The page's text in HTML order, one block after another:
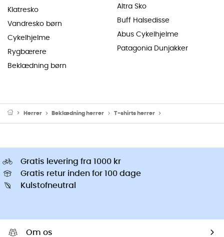
Klatresko
Vandresko børn
Cykelhjelme
Rygbærere
Beklædning børn
Altra Sko
Buff Halsedisse
Abus Cykelhjelme
Patagonia Dunjakker
Herrer Beklædning herrer T-shirts herrer
Gratis levering fra 1000 kr
Gratis retur inden for 100 dage
Kulstofneutral
Om os